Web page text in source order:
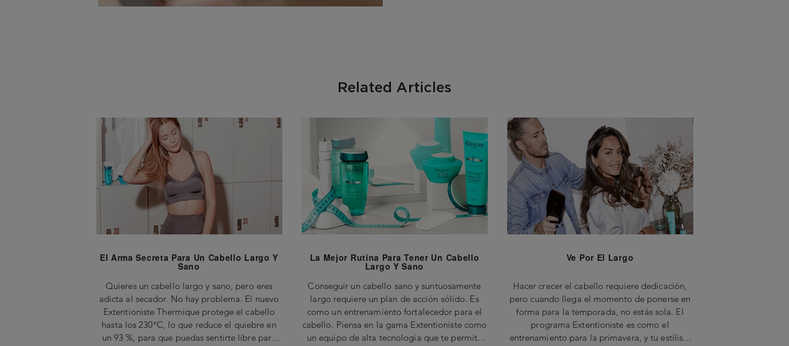
Related Articles
El Arma Secreta Para Un Cabello Largo Y
Sano
Quieres un cabello largo y sano, pero eres
adicta al secador. No hay problema. El nuevo
Extentioniste Thermique protege el cabello
hasta los 230°C, lo que reduce el quiebre en
un 93 %, para que puedas sentirte libre para
La Mejor Rutina Para Tener Un Cabello
Largo Y Sano
Conseguir un cabello sano y suntuosamente
largo requiere un plan de acción sólido. Es
como un entrenamiento fortalecedor para el
cabello. Piensa en la gama Extentioniste como
un equipo de alta tecnología que te permite
Ve Por El Largo
Hacer crecer el cabello requiere dedicación,
pero cuando llega el momento de ponerse en
forma para la temporada, no estás sola. El
programa Extentioniste es como el
entrenamiento para la primavera, y tu estilista